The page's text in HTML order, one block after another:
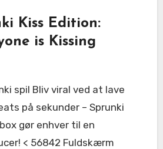
Kiss Edition:
is Kissing
på sekunder – Sprunki
gør enhver til en
< 56842 Fuldskærm